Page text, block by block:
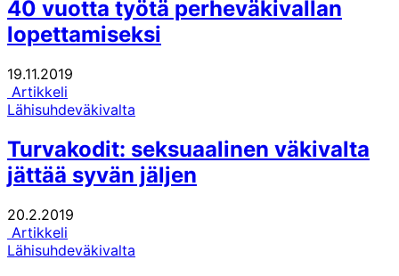
40 vuotta työtä perheväkivallan
lopettamiseksi
19.11.2019
Artikkeli
Lähisuhdeväkivalta
Turvakodit: seksuaalinen väkivalta
jättää syvän jäljen
20.2.2019
Artikkeli
Lähisuhdeväkivalta